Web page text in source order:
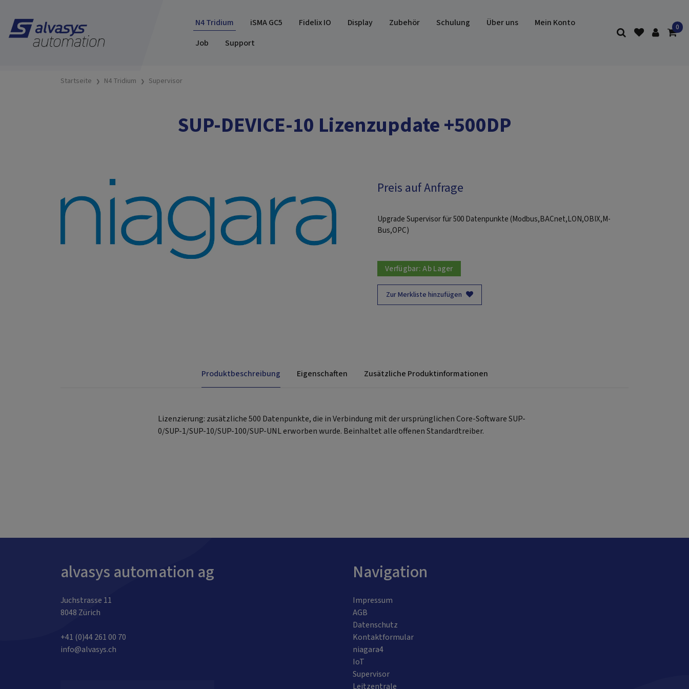
N4 Tridium iSMA GC5 Fidelix IO Display Zubehör Schulung Über uns
Mein Konto
Job
Support
Startseite N4 Tridium Supervisor
SUP-DEVICE-10 Lizenzupdate +500DP
Preis auf Anfrage
Upgrade Supervisor für 500 Datenpunkte (Modbus,BACnet,LON,OBIX,M-
Bus,OPC)
Verfügbar:Ab Lager
Zur Merkliste hinzufügen
Produktbeschreibung Eigenschaften Zusätzliche Produktinformationen
Lizenzierung: zusätzliche 500 Datenpunkte, die in Verbindung mit der ursprünglichen Core-Software SUP-
0/SUP-1/SUP-10/SUP-100/SUP-UNL erworben wurde. Beinhaltet alle offenen Standardtreiber.
alvasys automation ag
Juchstrasse 11
8048 Zürich
+41 (0)44 261 00 70
info@alvasys.ch
Navigation
Impressum
AGB
Datenschutz
Kontaktformular
niagara4
IoT
Supervisor
Leitzentrale